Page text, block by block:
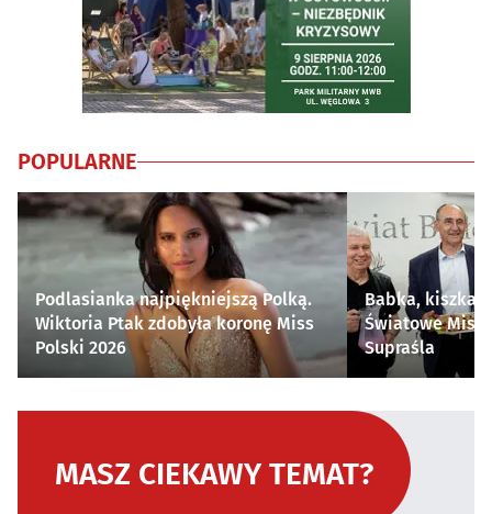
POPULARNE
Podlasianka najpiękniejszą Polką.
Wiktoria Ptak zdobyła koronę Miss
Polski 2026
Babka, kiszka i
Światowe
Supraśla
MASZ CIEKAWY TEMAT?